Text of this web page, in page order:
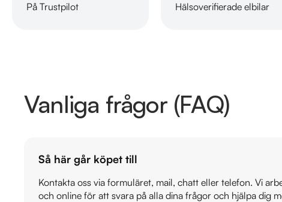
På Trustpilot Hälsoverifierade elbilar
Vanliga frågor (FAQ)
Så här går köpet till
Kontakta oss via formuläret, mail, chatt eller telefon. Vi
och online för att svara på alla dina frågor och hjälpa dig